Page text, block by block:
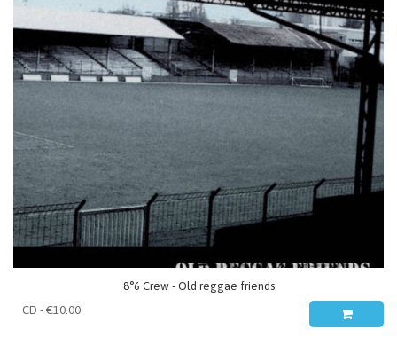
8°6 Crew - Old reggae friends